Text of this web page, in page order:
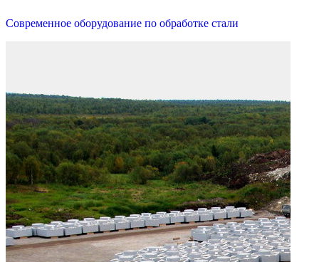
Современное оборудование по обработке стали